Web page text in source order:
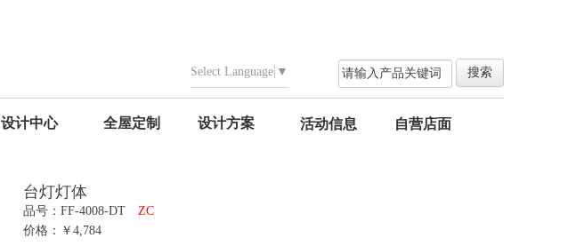
Select Language ▼
设计中心 全屋定制 设计方案 活动信息 自营店面
台灯灯体
品号：FF-4008-DT
ZC
价格：￥4,784